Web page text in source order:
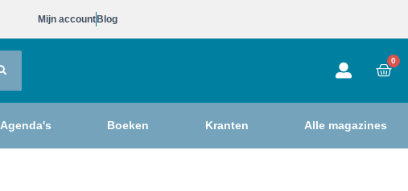
Mijn account Blog
0
Agenda's Boeken Kranten Alle magazines